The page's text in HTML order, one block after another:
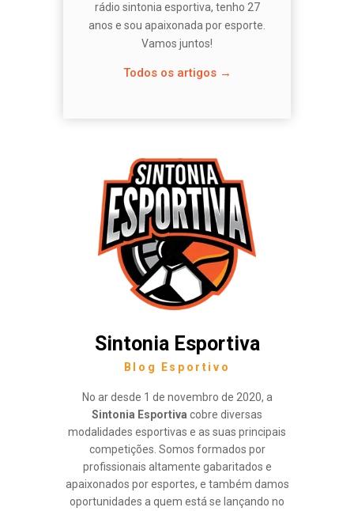
rádio sintonia esportiva, tenho 27
anos e sou apaixonada por esporte.
Vamos juntos!
Todos os artigos →
Sintonia Esportiva
Blog Esportivo
No ar desde 1 de novembro de 2020, a
Sintonia Esportiva cobre diversas
modalidades esportivas e as suas principais
competições. Somos formados por
profissionais altamente gabaritados e
apaixonados por esportes, e também damos
oportunidades a quem está se lançando no